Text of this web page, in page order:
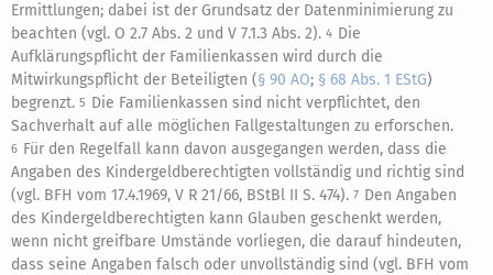
Ermittlungen; dabei ist der Grundsatz der Datenminimierung zu
beachten (vgl. O 2.7 Abs. 2 und V 7.1.3 Abs. 2). 4 Die
Aufklärungspflicht der Familienkassen wird durch die
Mitwirkungspflicht der Beteiligten (§ 90 AO; § 68 Abs. 1 EStG)
begrenzt. 5 Die Familienkassen sind nicht verpflichtet, den
Sachverhalt auf alle möglichen Fallgestaltungen zu erforschen.
6 Für den Regelfall kann davon ausgegangen werden, dass die
Angaben des Kindergeldberechtigten vollständig und richtig sind
(vgl. BFH vom 17.4.1969, V R 21/66, BStBl II S. 474). 7 Den Angaben
des Kindergeldberechtigten kann Glauben geschenkt werden,
wenn nicht greifbare Umstände vorliegen, die darauf hindeuten,
dass seine Angaben falsch oder unvollständig sind (vgl. BFH vom